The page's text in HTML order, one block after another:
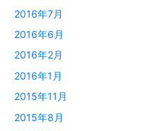
2016年7月
2016年6月
2016年2月
2016年1月
2015年11月
2015年8月